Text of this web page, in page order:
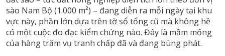
sào Nam Bộ (1.000 m²) – đang diễn ra mỗi ngày tại khu
vực này, phần lớn dựa trên tờ sổ tổng cũ mà không hề
có một cuộc đo đạc kiểm chứng nào. Đây là mầm mống
của hàng trăm vụ tranh chấp đã và đang bùng phát.